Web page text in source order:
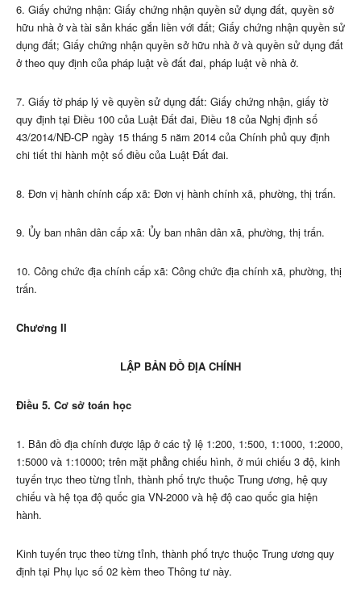
6. Giấy chứng nhận: Giấy chứng nhận quyền sử dụng đất, quyền sở
hữu nhà ở và tài sản khác gắn liền với đất; Giấy chứng nhận quyền sử
dụng đất; Giấy chứng nhận quyền sở hữu nhà ở và quyền sử dụng đất
ở theo quy định của pháp luật về đất đai, pháp luật về nhà ở.
7. Giấy tờ pháp lý về quyền sử dụng đất: Giấy chứng nhận, giấy tờ
quy định tại Điều 100 của Luật Đất đai, Điều 18 của Nghị định số
43/2014/NĐ-CP ngày 15 tháng 5 năm 2014 của Chính phủ quy định
chi tiết thi hành một số điều của Luật Đất đai.
8. Đơn vị hành chính cấp xã: Đơn vị hành chính xã, phường, thị trấn.
9. Ủy ban nhân dân cấp xã: Ủy ban nhân dân xã, phường, thị trấn.
10. Công chức địa chính cấp xã: Công chức địa chính xã, phường, thị
trấn.
Chương II
LẬP BẢN ĐỒ ĐỊA CHÍNH
Điều 5. Cơ sở toán học
1. Bản đồ địa chính được lập ở các tỷ lệ 1:200, 1:500, 1:1000, 1:2000,
1:5000 và 1:10000; trên mặt phẳng chiếu hình, ở múi chiếu 3 độ, kinh
tuyến trục theo từng tỉnh, thành phố trực thuộc Trung ương, hệ quy
chiếu và hệ tọa độ quốc gia VN-2000 và hệ độ cao quốc gia hiện
hành.
Kinh tuyến trục theo từng tỉnh, thành phố trực thuộc Trung ương quy
định tại Phụ lục số 02 kèm theo Thông tư này.